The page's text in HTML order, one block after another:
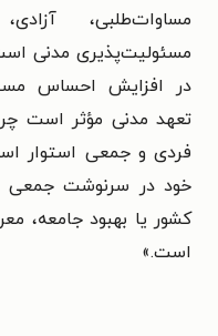
مساوات‌طلبی،
مسئولیت‌پذیری مدنی
در افزایش احساس
تعهد مدنی مؤثر است
فردی و جمعی استوار
خود در سرنوشت جمعی
کشور یا بهبود جامعه،
است.»